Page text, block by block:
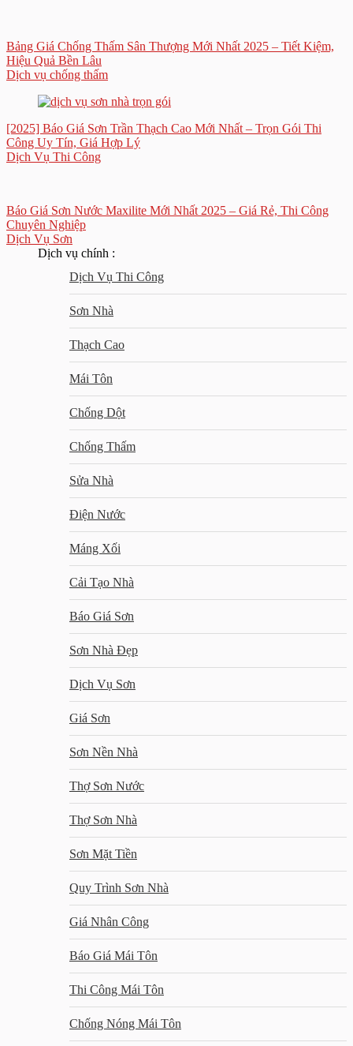
Bảng Giá Chống Thấm Sân Thượng Mới Nhất 2025 – Tiết Kiệm,
Hiệu Quả Bền Lâu
Dịch vụ chống thấm
[2025] Báo Giá Sơn Trần Thạch Cao Mới Nhất – Trọn Gói Thi
Công Uy Tín, Giá Hợp Lý
Dịch Vụ Thi Công
Báo Giá Sơn Nước Maxilite Mới Nhất 2025 – Giá Rẻ, Thi Công
Chuyên Nghiệp
Dịch Vụ Sơn
Dịch vụ chính :
Dịch Vụ Thi Công
Sơn Nhà
Thạch Cao
Mái Tôn
Chống Dột
Chống Thấm
Sửa Nhà
Điện Nước
Máng Xối
Cải Tạo Nhà
Báo Giá Sơn
Sơn Nhà Đẹp
Dịch Vụ Sơn
Giá Sơn
Sơn Nền Nhà
Thợ Sơn Nước
Thợ Sơn Nhà
Sơn Mặt Tiền
Quy Trình Sơn Nhà
Giá Nhân Công
Báo Giá Mái Tôn
Thi Công Mái Tôn
Chống Nóng Mái Tôn